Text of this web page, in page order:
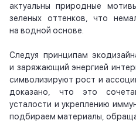
актуальны природные
зеленых оттенков, что
на водной основе.
Следуя принципам
и заряжающий энергией
символизируют рост и
доказано, что это
усталости и укреплению
подбираем материалы,